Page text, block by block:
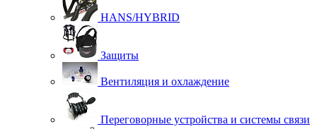
HANS/HYBRID
Защиты
Вентиляция и охлаждение
Переговорные устройства и системы связи